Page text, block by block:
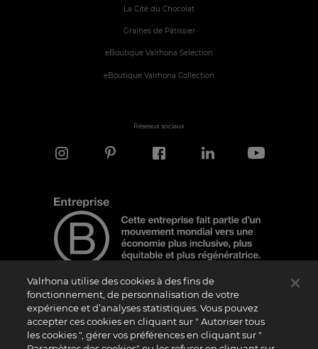
La Cité du Chocolat
Graines de Pâtissier
eBoutique Valrhona Selection
eBoutique Valrhona Collection
Réseaux sociaux
Note d'information
Le logo “Certified B Corporation” est attribué par B Lab, une organisation privée à
but non lucratif, aux entreprises qui, comme la nôtre, ont réalisé avec succès le B
Valrhona utilise des cookies à des fins de
fonctionnement, de personnalisation de votre
expérience et d’analyses statistiques. Vous pouvez
accepter ces cookies en cliquant sur " Autoriser tous
les cookies ", gérer vos préférences en cliquant sur "